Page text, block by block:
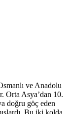
ve Anadolu
Orta Asya’dan 10.
doğru göç eden